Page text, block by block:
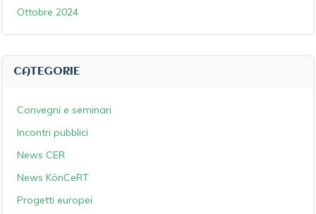
Ottobre 2024
CATEGORIE
Convegni e seminari
Incontri pubblici
News CER
News KönCeRT
Progetti europei